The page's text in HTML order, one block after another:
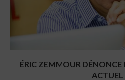
ÉRIC ZEMMOUR DÉNONCE
ACTUEL